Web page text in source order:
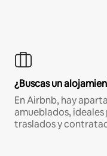
¿Buscas un
En Airbnb, hay
amueblados,
traslados y